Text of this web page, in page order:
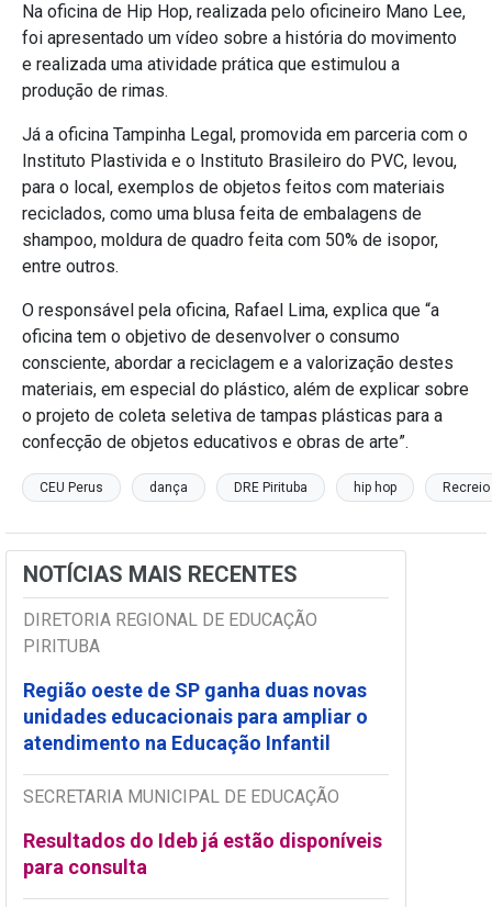
Na oficina de Hip Hop, realizada pelo oficineiro Mano Lee,
foi apresentado um vídeo sobre a história do movimento
e realizada uma atividade prática que estimulou a
produção de rimas.
Já a oficina Tampinha Legal, promovida em parceria com o
Instituto Plastivida e o Instituto Brasileiro do PVC, levou,
para o local, exemplos de objetos feitos com materiais
reciclados, como uma blusa feita de embalagens de
shampoo, moldura de quadro feita com 50% de isopor,
entre outros.
O responsável pela oficina, Rafael Lima, explica que “a
oficina tem o objetivo de desenvolver o consumo
consciente, abordar a reciclagem e a valorização destes
materiais, em especial do plástico, além de explicar sobre
o projeto de coleta seletiva de tampas plásticas para a
confecção de objetos educativos e obras de arte”.
CEU Perus dança DRE Pirituba hip hop
NOTÍCIAS MAIS RECENTES
DIRETORIA REGIONAL DE EDUCAÇÃO
PIRITUBA
Região oeste de SP ganha duas novas
unidades educacionais para ampliar o
atendimento na Educação Infantil
SECRETARIA MUNICIPAL DE EDUCAÇÃO
Resultados do Ideb já estão disponíveis
para consulta